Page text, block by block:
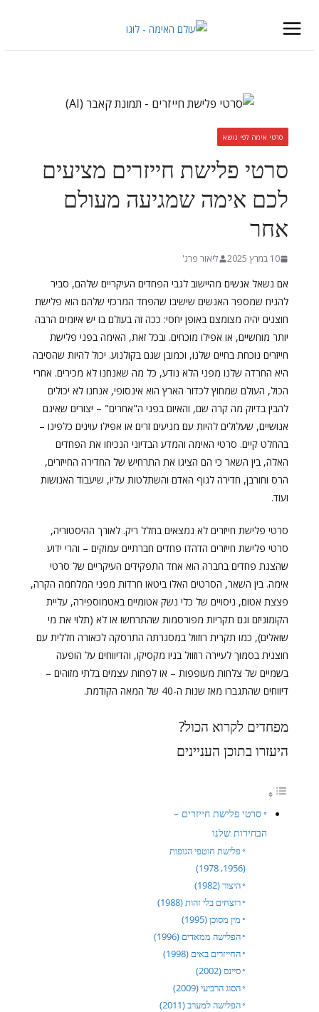
סרטי אימה לפי נושא
סרטי פלישת חייזרים מציעים
לכם אימה שמגיעה מעולם
אחר
10 במרץ 2025 ליאור פרג'
אם נשאל אנשים מהיישוב לגבי הפחדים העיקריים שלהם, סביר
להניח שמספר האנשים שישיבו שהפחד המרכזי שלהם הוא פלישת
חוצנים יהיה מצומצם באופן יחסי: ככה זה בעולם בו יש איומים הרבה
יותר מוחשיים, או אפילו מוכחים. ובכל זאת, האימה בפני פלישת
חייזרים נוכחת בחיים שלנו, וכמובן שגם בקולנוע. יכול להיות שהסיבה
היא החרדה שלנו מפני הלא נודע, כל מה שאנחנו לא מכירים. אחרי
הכול, העולם שמחוץ לכדור הארץ הוא אינסופי, אנחנו לא יכולים
להבין בדיוק מה קרה שם, והאיום בפני ה"אחרים" – יצורים שאינם
אנושיים, שעלולים להיות עם מניעים זרים או אפילו עוינים כלפינו –
בהחלט קיים. סרטי האימה והמדע הבדיוני הנכיחו את הפחדים
האלה, בין השאר כי הם הציגו את התרחיש של החדירה החייזרים,
הרס וחורבן, חדירה לגוף האדם והשתלטות עליו, שיעבוד האנושות
ועוד.
סרטי פלישת חייזרים לא נמצאים בחלל ריק. לאורך ההיסטוריה,
סרטי פלישת חייזרים הדהדו פחדים חברתיים עמוקים – והרי ידוע
שהצגת פחדים בחברה הוא אחד התפקידים העיקריים של סרטי
אימה. בין השאר, הסרטים האלו ביטאו חרדות מפני המלחמה הקרה,
פצצת אטום, ניסויים של כלי נשק אטומיים באטמוספירה, עליית
הקומוניזם וגם תקריות מפורסמות שהתרחשו או לא (תלוי את מי
שואלים), כמו תקרית רוזוול במסגרתה התרסקה לכאורה חללית עם
חוצנית בסמוך לעיירה רוזוול בניו מקסיקו, והדיווחים על הופעה
בשמיים של צלחות מעופפות – או לפחות עצמים בלתי מזוהים –
דיווחים שהתגברו מאז שנות ה-40 של המאה הקודמת.
מפחדים לקרוא הכול?
היעזרו בתוכן העניינים
סרטי פלישת חייזרים –
הבחירות שלנו
פלישת חוטפי הגופות
(1956, 1978)
היצור (1982)
רוצחים בלי זהות (1988)
מין מסוכן (1995)
הפלישה ממאדים (1996)
החייזרים באים (1998)
סיינס (2002)
הסוג הרביעי (2009)
הפלישה למערב (2011)